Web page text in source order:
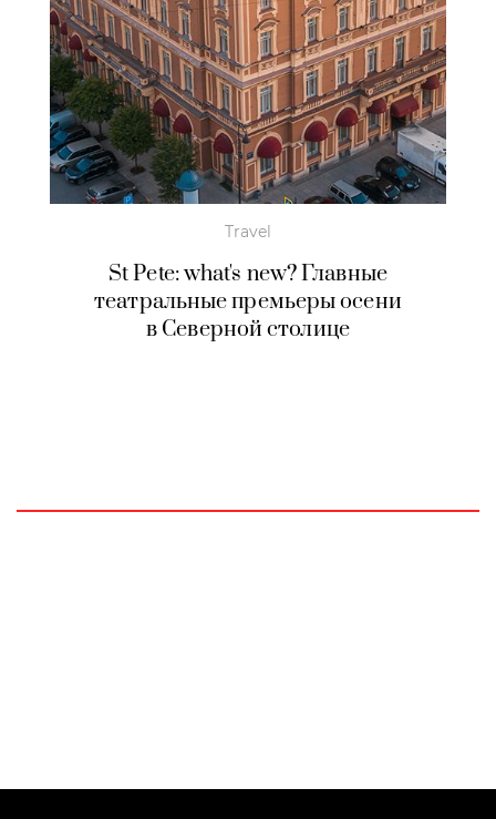
Travel
St Pete: what's new? Главные
театральные премьеры осени
в Северной столице